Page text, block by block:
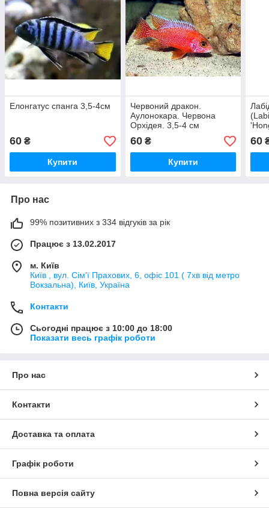
Елонгатус спанга 3,5-4см
60 ₴
Купити
Червоний дракон.
Аулонокара. Червона
Орхідея. 3,5-4 см
60₴
Купити
60
Про нас
99% позитивних з 334 відгуків за рік
Працює з 13.02.2017
м. Київ
Київ , вул. Сім'ї Прахових, 6, офіс 101 ( 7хв від метро
Вокзальна), Київ, Україна
Контакти
Сьогодні працює з 10:00 до 18:00
Показати весь графік роботи
Про нас
Контакти
Доставка та оплата
Графік роботи
Повна версія сайту